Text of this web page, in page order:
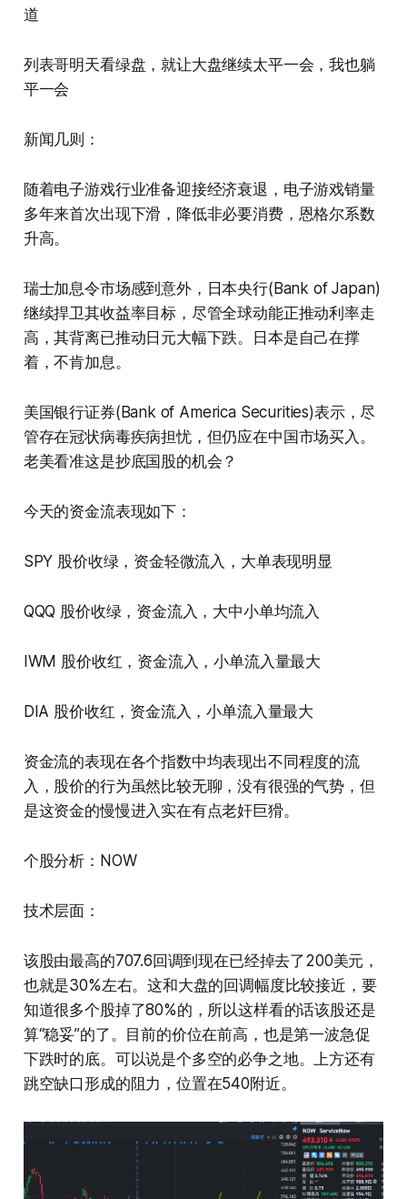
道
列表哥明天看绿盘，就让大盘继续太平一会，我也躺
平一会
新闻几则：
随着电子游戏行业准备迎接经济衰退，电子游戏销量
多年来首次出现下滑，降低非必要消费，恩格尔系数
升高。
瑞士加息令市场感到意外，日本央行(Bank of Japan)
继续捍卫其收益率目标，尽管全球动能正推动利率走
高，其背离已推动日元大幅下跌。日本是自己在撑
着，不肯加息。
美国银行证券(Bank of America Securities)表示，尽
管存在冠状病毒疾病担忧，但仍应在中国市场买入。
老美看准这是抄底国股的机会？
今天的资金流表现如下：
SPY 股价收绿，资金轻微流入，大单表现明显
QQQ 股价收绿，资金流入，大中小单均流入
IWM 股价收红，资金流入，小单流入量最大
DIA 股价收红，资金流入，小单流入量最大
资金流的表现在各个指数中均表现出不同程度的流
入，股价的行为虽然比较无聊，没有很强的气势，但
是这资金的慢慢进入实在有点老奸巨猾。
个股分析：NOW
技术层面：
该股由最高的707.6回调到现在已经掉去了200美元，
也就是30%左右。这和大盘的回调幅度比较接近，要
知道很多个股掉了80%的，所以这样看的话该股还是
算“稳妥”的了。目前的价位在前高，也是第一波急促
下跌时的底。可以说是个多空的必争之地。上方还有
跳空缺口形成的阻力，位置在540附近。